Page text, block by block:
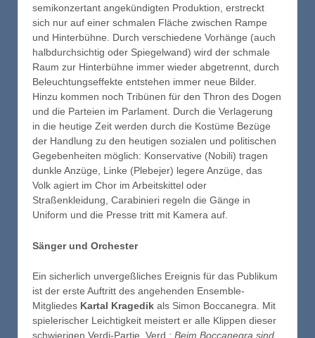
semikonzertant angekündigten Produktion, erstreckt
sich nur auf einer schmalen Fläche zwischen Rampe
und Hinterbühne. Durch verschiedene Vorhänge (auch
halbdurchsichtig oder Spiegelwand) wird der schmale
Raum zur Hinterbühne immer wieder abgetrennt, durch
Beleuchtungseffekte entstehen immer neue Bilder.
Hinzu kommen noch Tribünen für den Thron des Dogen
und die Parteien im Parlament. Durch die Verlagerung
in die heutige Zeit werden durch die Kostüme Bezüge
der Handlung zu den heutigen sozialen und politischen
Gegebenheiten möglich: Konservative (Nobili) tragen
dunkle Anzüge, Linke (Plebejer) legere Anzüge, das
Volk agiert im Chor im Arbeitskittel oder
Straßenkleidung, Carabinieri regeln die Gänge in
Uniform und die Presse tritt mit Kamera auf.
Sänger und Orchester
Ein sicherlich unvergeßliches Ereignis für das Publikum
ist der erste Auftritt des angehenden Ensemble-
Mitgliedes Kartal Kragedik als Simon Boccanegra. Mit
spielerischer Leichtigkeit meistert er alle Klippen dieser
schwierigen Verdi-Partie. Verd.: Beim Boccanegra sind